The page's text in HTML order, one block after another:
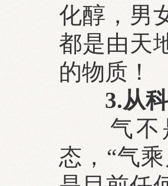
化醇，男
都是由天
的物质！
3.从科
气不
态，“气